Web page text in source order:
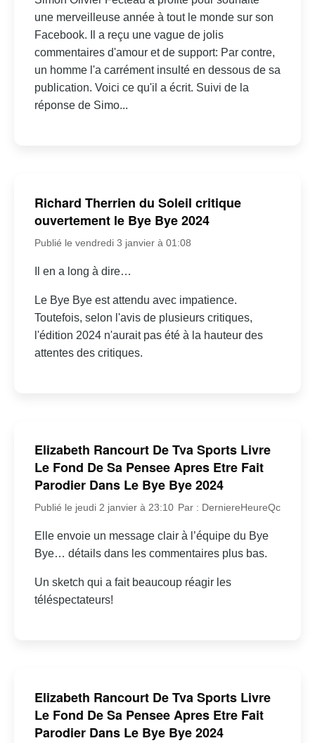
une merveilleuse année à tout le monde sur son
Facebook. Il a reçu une vague de jolis
commentaires d'amour et de support: Par contre,
un homme l'a carrément insulté en dessous de sa
publication. Voici ce qu'il a écrit. Suivi de la
réponse de Simo...
Richard Therrien du Soleil critique
ouvertement le Bye Bye 2024
Publié le vendredi 3 janvier à 01:08
Il en a long à dire…
Le Bye Bye est attendu avec impatience.
Toutefois, selon l'avis de plusieurs critiques,
l'édition 2024 n'aurait pas été à la hauteur des
attentes des critiques.
Elizabeth Rancourt De Tva Sports Livre
Le Fond De Sa Pensee Apres Etre Fait
Parodier Dans Le Bye Bye 2024
Publié le jeudi 2 janvier à 23:10 Par : DerniereHeureQc
Elle envoie un message clair à l’équipe du Bye
Bye… détails dans les commentaires plus bas.
Un sketch qui a fait beaucoup réagir les
téléspectateurs!
Elizabeth Rancourt De Tva Sports Livre
Le Fond De Sa Pensee Apres Etre Fait
Parodier Dans Le Bye Bye 2024